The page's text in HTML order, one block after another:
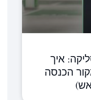
איך
הכנסה